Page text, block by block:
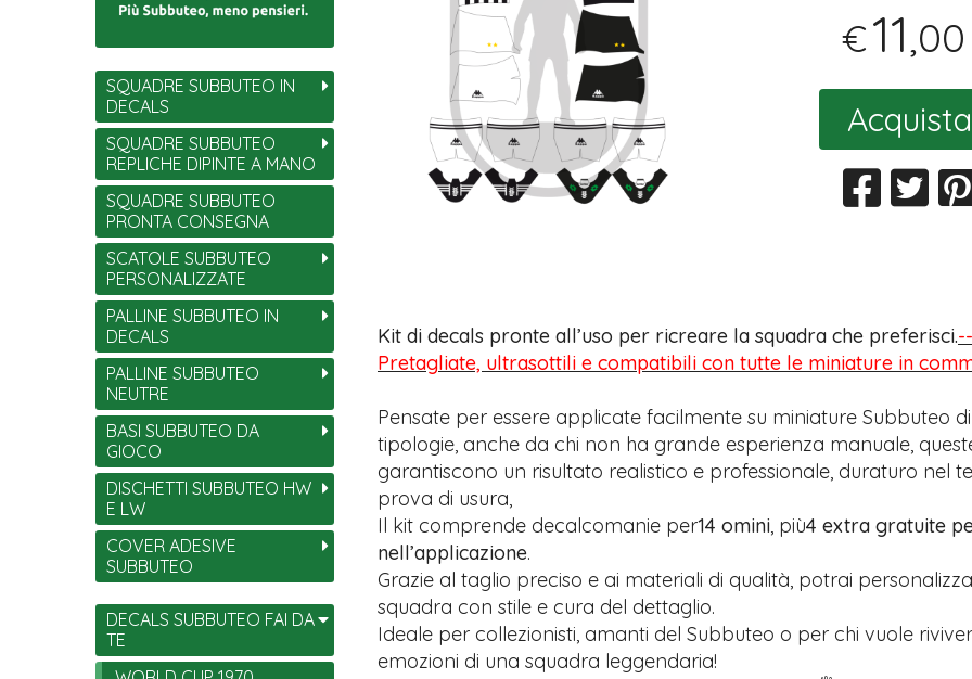
€11,00
Acquista
Kit di decals pronte all’uso per ricreare la squadra che preferisci.
Pretagliate, ultrasottili e compatibili con tutte le miniature in
Pensate per essere applicate facilmente su miniature Subbuteo
tipologie, anche da chi non ha grande esperienza manuale,
garantiscono un risultato realistico e professionale, duraturo nel
prova di usura,
Il kit comprende decalcomanie per14 omini, più4 extra gratuite
nell’applicazione.
Grazie al taglio preciso e ai materiali di qualità, potrai
squadra con stile e cura del dettaglio.
Ideale per collezionisti, amanti del Subbuteo o per chi vuole
emozioni di una squadra leggendaria!
SQUADRE SUBBUTEO IN
DECALS
SQUADRE SUBBUTEO
REPLICHE DIPINTE A MANO
SQUADRE SUBBUTEO
PRONTA CONSEGNA
SCATOLE SUBBUTEO
PERSONALIZZATE
PALLINE SUBBUTEO IN
DECALS
PALLINE SUBBUTEO
NEUTRE
BASI SUBBUTEO DA
GIOCO
DISCHETTI SUBBUTEO HW
E LW
COVER ADESIVE
SUBBUTEO
DECALS SUBBUTEO FAI DA
TE